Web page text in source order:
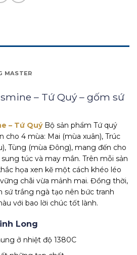
MASTER
– Tứ Quý – gốm sứ
– Tứ Quý Bộ sản phẩm Tứ quý
cho 4 mùa: Mai (mùa xuân), Trúc
Tùng (mùa Đông), mang đến cho
túc và may mắn. Trên mỗi sản
họa xen kẽ một cách khéo léo
chãi vừa mảnh mai. Đồng thời,
sứ trắng ngà tạo nên bức tranh
với bao lời chúc tốt lành.
Long
ở nhiệt độ 1380C